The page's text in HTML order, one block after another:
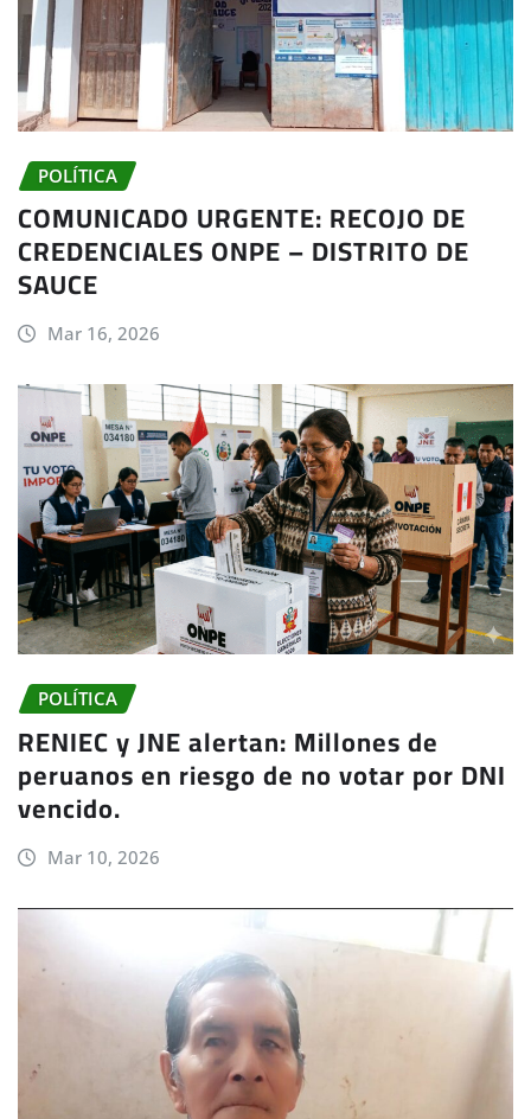
POLÍTICA
COMUNICADO URGENTE: RECOJO DE
CREDENCIALES ONPE – DISTRITO DE
SAUCE
Mar 16, 2026
POLÍTICA
RENIEC y JNE alertan: Millones de
peruanos en riesgo de no votar por DNI
vencido.
Mar 10, 2026